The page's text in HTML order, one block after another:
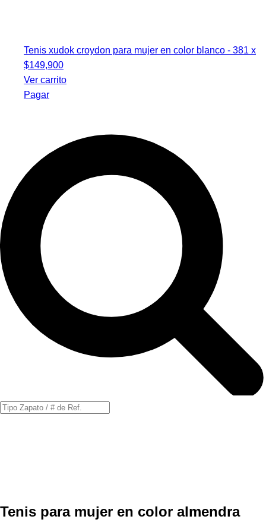
Tenis xudok croydon para mujer en color blanco - 381 x
$149,900
Ver carrito
Pagar
Búsqueda
Tenis para mujer en color almendra